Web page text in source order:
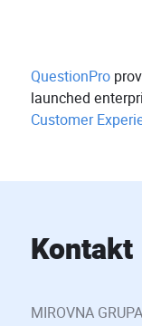
QuestionPro
launched
Customer
Kontakt
MIROVNA